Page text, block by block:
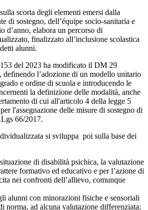
scorta degli elementi emersi dalla
di sostegno, dell’équipe socio-sanitaria e
d’anno, elabora un percorso di
finalizzato all’inclusione scolastica
alunni.
del 2023 ha modificato il DM 29
definendo l’adozione di un modello unitario
e ordine di scuola e introducendo le
la definizione delle modalità, anche
di cui all'articolo 4 della legge 5
l'assegnazione delle misure di sostegno di
66/2017.
si sviluppa poi sulla base dei
di disabilità psichica, la valutazione
formativo ed educativo e per l’azione di
nei confronti dell’allievo, comunque
alunni con minorazioni fisiche e sensoriali
norma, ad alcuna valutazione differenziata;